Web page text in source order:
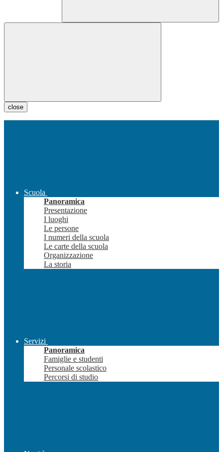
close
Scuola
Panoramica
Presentazione
I luoghi
Le persone
I numeri della scuola
Le carte della scuola
Organizzazione
La storia
Servizi
Panoramica
Famiglie e studenti
Personale scolastico
Percorsi di studio